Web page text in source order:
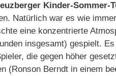
Kinder-Sommer-
Natürlich war es wie
eine konzentrierte
insgesamt) gespielt.
die gegen höher
(Ronson Berndt in einem